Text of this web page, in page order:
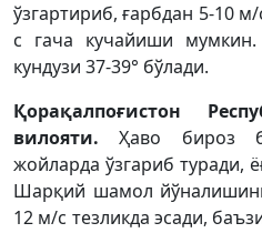
ўзгартириб, ғарбдан 5-10
с гача кучайиши мумкин.
кундузи 37-39° бўлади.
Қорақалпоғистон
вилояти. Ҳаво бироз
жойларда ўзгариб туради,
Шарқий шамол
12 м/с тезликда эсади,